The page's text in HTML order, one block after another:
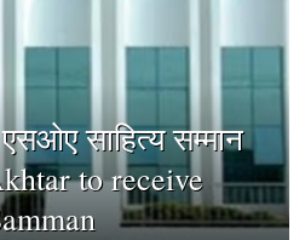
साहित्य सम्मान
to receive